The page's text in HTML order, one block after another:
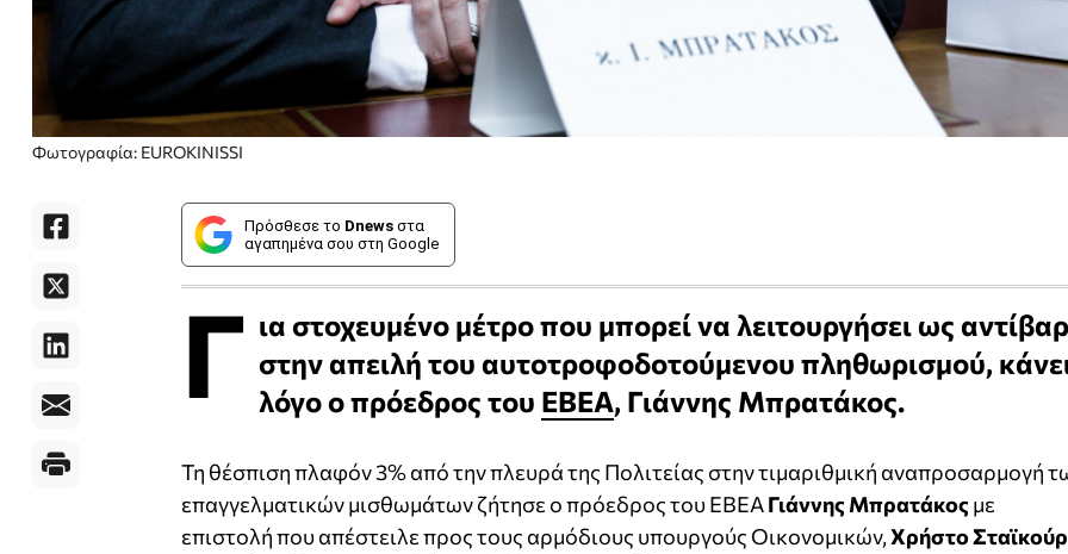
Φωτογραφία: EUROKINISSI
Πρόσθεσε το Dnews στα
αγαπημένα σου στη Google
Γ ια στοχευμένο μέτρο που μπορεί να λειτουργήσει ως
στην απειλή του αυτοτροφοδοτούμενου πληθωρισμού,
λόγο ο πρόεδρος του ΕΒΕΑ, Γιάννης Μπρατάκος.
Τη θέσπιση πλαφόν 3% από την πλευρά της Πολιτείας στην τιμαριθμική αναπροσαρμογή
επαγγελματικών μισθωμάτων ζήτησε ο πρόεδρος του ΕΒΕΑΓιάννης Μπρατάκος με
επιστολή που απέστειλε προς τους αρμόδιους υπουργούς Οικονομικών,Χρήστο